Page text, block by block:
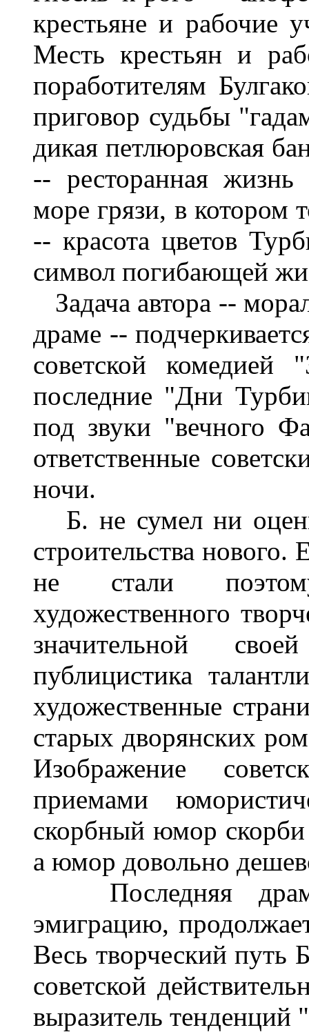
крестьяне и рабочие
Месть крестьян и
поработителям
приговор судьбы
дикая петлюровская
-- ресторанная жизнь
море грязи, в котором
-- красота цветов
символ погибающей
Задача автора --
драме --
советской комедией
последние "Дни
под звуки "вечного
ответственные
ночи.
Б. не сумел ни
строительства
не стали
художественного
значительной
публицистика
художественные
старых дворянских
Изображение
приемами
скорбный юмор
а юмор довольно
Последняя
эмиграцию,
Весь творческий путь
советской
выразитель тенденций